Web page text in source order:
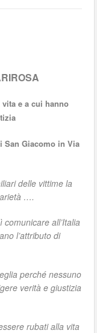
e a cui hanno
San Giacomo in Via
delle vittime la
….
all’Italia
l’attributo di
perché nessuno
verità e giustizia
rubati alla vita